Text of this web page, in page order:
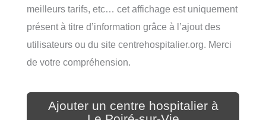
meilleurs tarifs, etc… cet affichage est uniquement
présent à titre d’information grâce à l’ajout des
utilisateurs ou du site centrehospitalier.org. Merci
de votre compréhension.
Ajouter un centre hospitalier à